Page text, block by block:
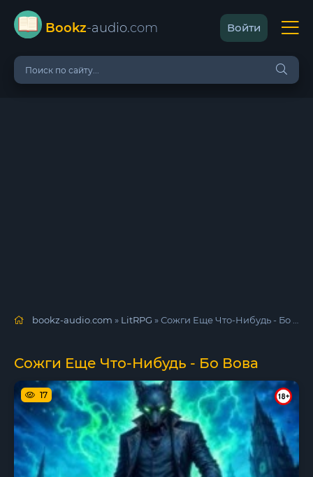
Bookz-audio.com Войти
bookz-audio.com » LitRPG » Сожги Еще Что-Нибудь - Бо Вова
Сожги Еще Что-Нибудь - Бо Вова
17